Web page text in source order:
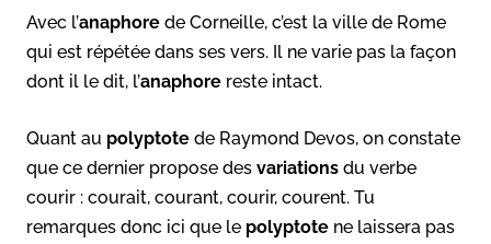
Avec l’anaphore de Corneille, c’est la ville de Rome
qui est répétée dans ses vers. Il ne varie pas la façon
dont il le dit, l’anaphore reste intact.
Quant au polyptote de Raymond Devos, on constate
que ce dernier propose des variations du verbe
courir : courait, courant, courir, courent. Tu
remarques donc ici que le polyptote ne laissera pas